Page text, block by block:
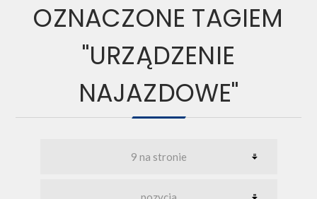
OZNACZONE TAGIEM
"URZĄDZENIE
NAJAZDOWE"